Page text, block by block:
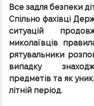
Все задля безпеки
Спільно фахівці
ситуацій
миколаївців
рятувальники
випадку
предметів та як
літній період.